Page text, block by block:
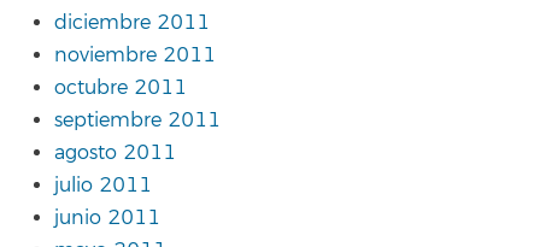
diciembre 2011
noviembre 2011
octubre 2011
septiembre 2011
agosto 2011
julio 2011
junio 2011